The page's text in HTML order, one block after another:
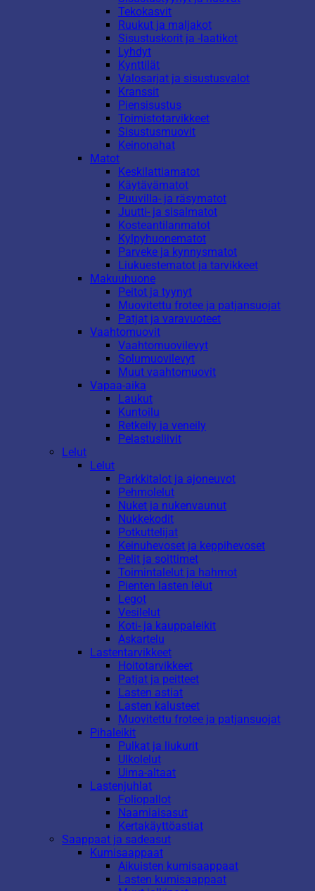
Tekokasvit
Ruukut ja maljakot
Sisustuskorit ja -laatikot
Lyhdyt
Kynttilät
Valosarjat ja sisustusvalot
Kranssit
Piensisustus
Toimistotarvikkeet
Sisustusmuovit
Keinonahat
Matot
Keskilattiamatot
Käytävämatot
Puuvilla- ja räsymatot
Juutti- ja sisalmatot
Kosteantilanmatot
Kylpyhuonematot
Parveke ja kynnysmatot
Liukuestematot ja tarvikkeet
Makuuhuone
Peitot ja tyynyt
Muovitettu frotee ja patjansuojat
Patjat ja varavuoteet
Vaahtomuovit
Vaahtomuovilevyt
Solumuovilevyt
Muut vaahtomuovit
Vapaa-aika
Laukut
Kuntoilu
Retkeily ja veneily
Pelastusliivit
Lelut
Lelut
Parkkitalot ja ajoneuvot
Pehmolelut
Nuket ja nukenvaunut
Nukkekodit
Potkuttelijat
Keinuhevoset ja keppihevoset
Pelit ja soittimet
Toimintalelut ja hahmot
Pienten lasten lelut
Legot
Vesilelut
Koti- ja kauppaleikit
Askartelu
Lastentarvikkeet
Hoitotarvikkeet
Patjat ja peitteet
Lasten astiat
Lasten kalusteet
Muovitettu frotee ja patjansuojat
Pihaleikit
Pulkat ja liukurit
Ulkolelut
Uima-altaat
Lastenjuhlat
Foliopallot
Naamiaisasut
Kertakäyttöastiat
Saappaat ja sadeasut
Kumisaappaat
Aikuisten kumisaappaat
Lasten kumisaappaat